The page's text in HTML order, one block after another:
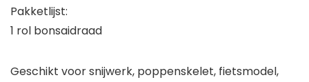
Pakketlijst:
1 rol bonsaidraad
Geschikt voor snijwerk, poppenskelet, fietsmodel,